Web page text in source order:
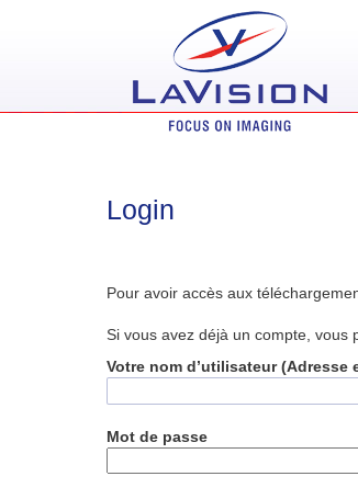
Login
Pour avoir accès aux
Si vous avez déjà un compte, vous
Votre nom d’utilisateur (Adresse
Mot de passe